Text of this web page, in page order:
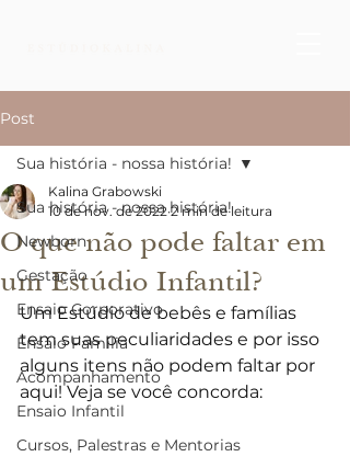
Post
Sua história - nossa história!
Newborn
Gestação
Ensaio Corporativo
Ensaio Família
Acompanhamento
Ensaio Infantil
Cursos, Palestras e Mentorias
Sua história - nossa história!
O que não pode faltar em
um Estúdio Infantil?
Kalina Grabowski
10 de nov. de 2022 2 min de leitura
Um Estúdio de bebês e famílias
tem suas peculiaridades e por isso
alguns itens não podem faltar por
aqui! Veja se você concorda: